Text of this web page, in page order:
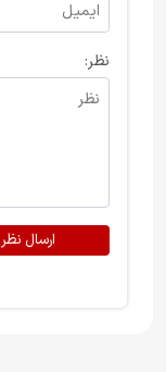
نظر:
ارسال نظر